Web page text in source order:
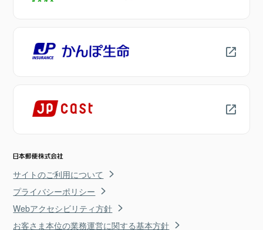
サイトのご利用について
プライバシーポリシー
Webアクセシビリティ方針
お客さま本位の業務運営に関する基本方針